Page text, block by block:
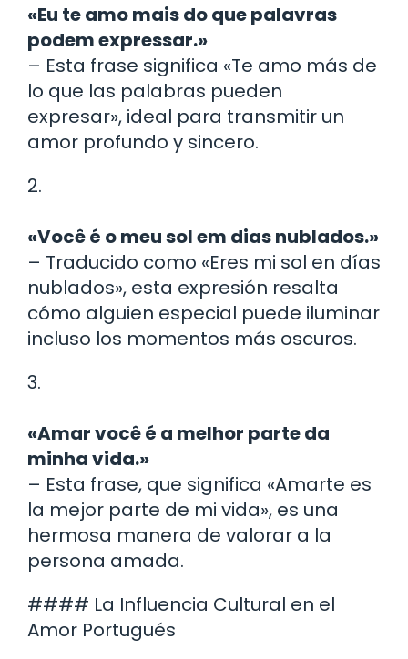
«Eu te amo mais do que palavras
podem expressar.»
– Esta frase significa «Te amo más de
lo que las palabras pueden
expresar», ideal para transmitir un
amor profundo y sincero.
2.
«Você é o meu sol em dias nublados.»
– Traducido como «Eres mi sol en días
nublados», esta expresión resalta
cómo alguien especial puede iluminar
incluso los momentos más oscuros.
3.
«Amar você é a melhor parte da
minha vida.»
– Esta frase, que significa «Amarte es
la mejor parte de mi vida», es una
hermosa manera de valorar a la
persona amada.
#### La Influencia Cultural en el
Amor Portugués